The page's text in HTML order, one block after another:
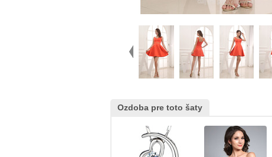
Ozdoba pre toto šaty